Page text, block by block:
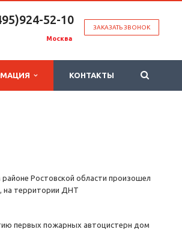
ЗАКАЗАТЬ ЗВОНОК
52-10
Москва
КОНТАКТЫ
Ростовской области произошел
на территории ДНТ
первых пожарных автоцистерн дом